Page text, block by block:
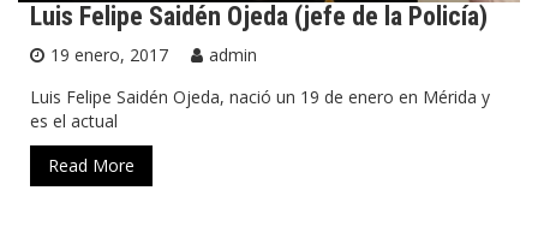
Luis Felipe Saidén Ojeda (jefe de la Policía)
19 enero, 2017
admin
Luis Felipe Saidén Ojeda, nació un 19 de enero en Mérida y
es el actual
Read More